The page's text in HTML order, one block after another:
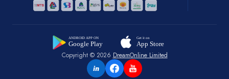
Copyright © 2026 DreamOnline Limited
in